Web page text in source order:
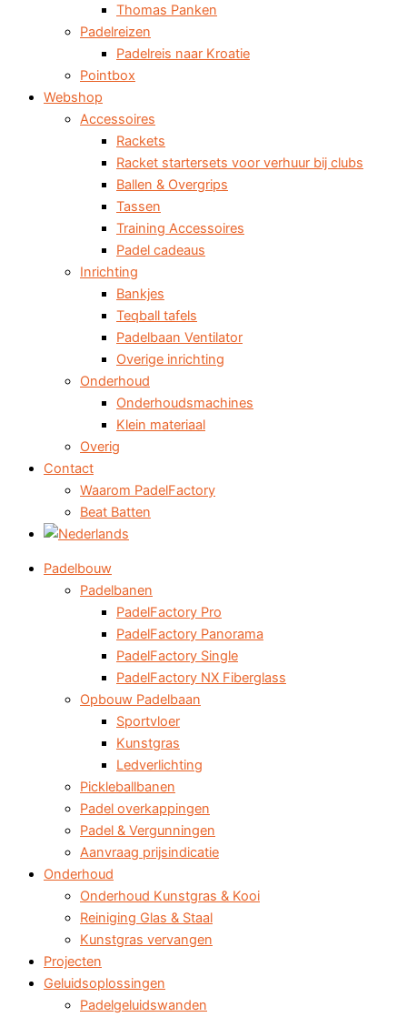
Thomas Panken
Padelreizen
Padelreis naar Kroatie
Pointbox
Webshop
Accessoires
Rackets
Racket startersets voor verhuur bij clubs
Ballen & Overgrips
Tassen
Training Accessoires
Padel cadeaus
Inrichting
Bankjes
Teqball tafels
Padelbaan Ventilator
Overige inrichting
Onderhoud
Onderhoudsmachines
Klein materiaal
Overig
Contact
Waarom PadelFactory
Beat Batten
Padelbouw
Padelbanen
PadelFactory Pro
PadelFactory Panorama
PadelFactory Single
PadelFactory NX Fiberglass
Opbouw Padelbaan
Sportvloer
Kunstgras
Ledverlichting
Pickleballbanen
Padel overkappingen
Padel & Vergunningen
Aanvraag prijsindicatie
Onderhoud
Onderhoud Kunstgras & Kooi
Reiniging Glas & Staal
Kunstgras vervangen
Projecten
Geluidsoplossingen
Padelgeluidswanden